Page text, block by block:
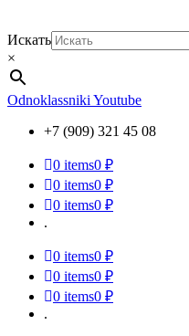
Искать
×
Odnoklassniki Youtube
+7 (909) 321 45 08
0 items0 ₽
0 items0 ₽
0 items0 ₽
.
0 items0 ₽
0 items0 ₽
0 items0 ₽
.